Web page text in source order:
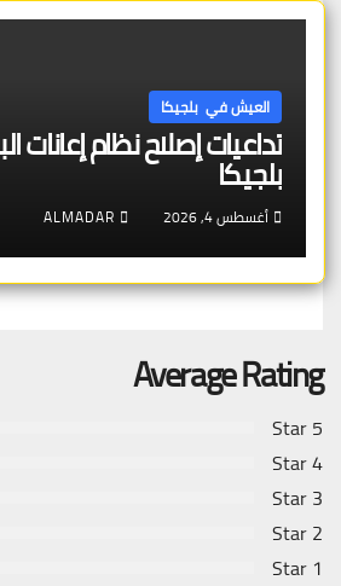
العيش في بلجيكا
تداعيات إصلاح نظام إعانات
بلجيكا
أغسطس 4, 2026 ALMADAR
Average Rating
5 Star
4 Star
3 Star
2 Star
1 Star